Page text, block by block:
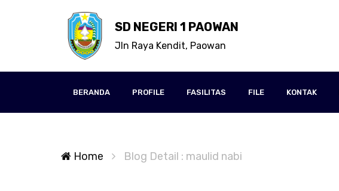
SD NEGERI 1 PAOWAN
Jln Raya Kendit, Paowan
BERANDA PROFILE FASILITAS FILE KONTAK
Home Blog Detail : maulid nabi